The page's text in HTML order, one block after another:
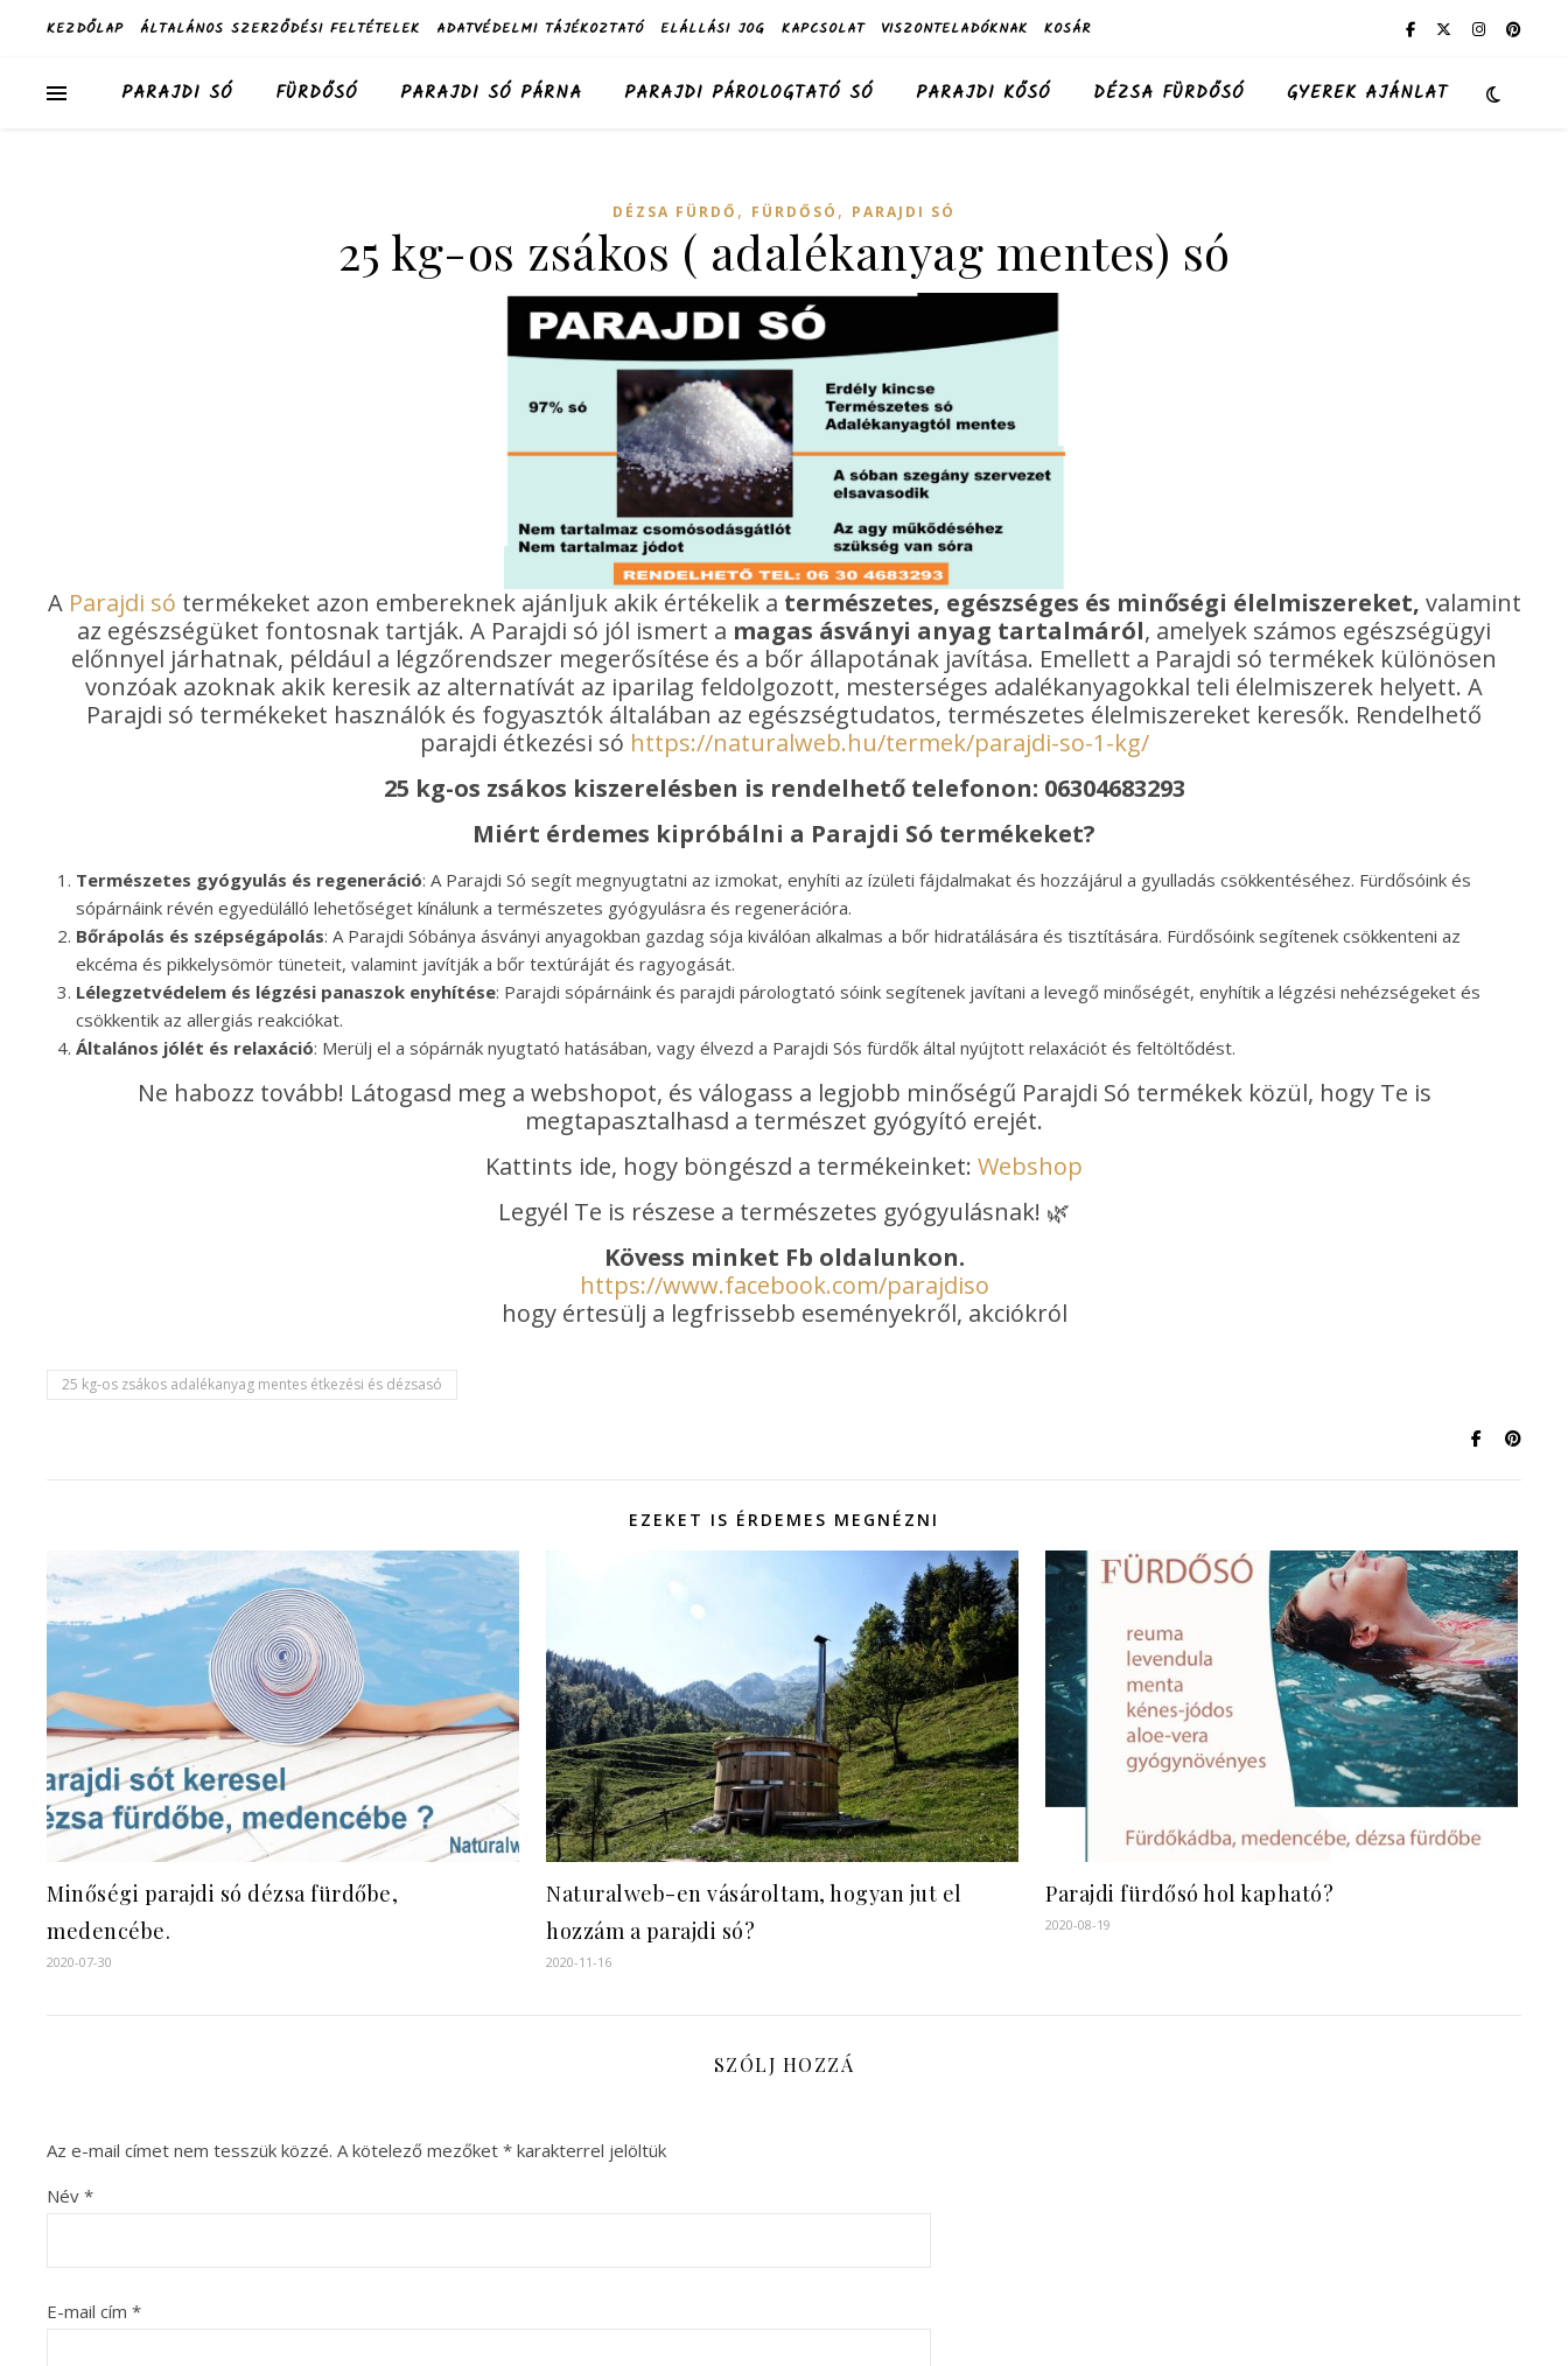
KEZDŐLAP ÁLTALÁNOS SZERZŐDÉSI FELTÉTELEK ADATVÉDELMI TÁJÉKOZTATÓ ELÁLLÁSI JOG KAPCSOLAT VISZONTELADÓKNAK KOSÁR
PARAJDI SÓ FÜRDŐSÓ PARAJDI SÓ PÁRNA PARAJDI PÁROLOGTATÓ SÓ PARAJDI KŐSÓ DÉZSA FÜRDŐSÓ GYEREK AJÁNLAT
DÉZSA FÜRDŐ , FÜRDŐSÓ , PARAJDI SÓ
25 kg-os zsákos ( adalékanyag mentes) só
A Parajdi só termékeket azon embereknek ajánljuk akik értékelik a természetes, egészséges és minőségi élelmiszereket, valamint
az egészségüket fontosnak tartják. A Parajdi só jól ismert a magas ásványi anyag tartalmáról, amelyek számos egészségügyi
előnnyel járhatnak, például a légzőrendszer megerősítése és a bőr állapotának javítása. Emellett a Parajdi só termékek különösen
vonzóak azoknak akik keresik az alternatívát az iparilag feldolgozott, mesterséges adalékanyagokkal teli élelmiszerek helyett. A
Parajdi só termékeket használók és fogyasztók általában az egészségtudatos, természetes élelmiszereket keresők. Rendelhető
parajdi étkezési só https://naturalweb.hu/termek/parajdi-so-1-kg/
25 kg-os zsákos kiszerelésben is rendelhető telefonon: 06304683293
Miért érdemes kipróbálni a Parajdi Só termékeket?
Természetes gyógyulás és regeneráció: A Parajdi Só segít megnyugtatni az izmokat, enyhíti az ízületi fájdalmakat és hozzájárul a gyulladás csökkentéséhez. Fürdősóink és
sópárnáink révén egyedülálló lehetőséget kínálunk a természetes gyógyulásra és regenerációra.
Bőrápolás és szépségápolás: A Parajdi Sóbánya ásványi anyagokban gazdag sója kiválóan alkalmas a bőr hidratálására és tisztítására. Fürdősóink segítenek csökkenteni az
ekcéma és pikkelysömör tüneteit, valamint javítják a bőr textúráját és ragyogását.
Lélegzetvédelem és légzési panaszok enyhítése: Parajdi sópárnáink és parajdi párologtató sóink segítenek javítani a levegő minőségét, enyhítik a légzési nehézségeket és
csökkentik az allergiás reakciókat.
Általános jólét és relaxáció: Merülj el a sópárnák nyugtató hatásában, vagy élvezd a Parajdi Sós fürdők által nyújtott relaxációt és feltöltődést.
Ne habozz tovább! Látogasd meg a webshopot, és válogass a legjobb minőségű Parajdi Só termékek közül, hogy Te is
megtapasztalhasd a természet gyógyító erejét.
Kattints ide, hogy böngészd a termékeinket: Webshop
Legyél Te is részese a természetes gyógyulásnak! 🌿
Kövess minket Fb oldalunkon.
https://www.facebook.com/parajdiso
hogy értesülj a legfrissebb eseményekről, akciókról
25 kg-os zsákos adalékanyag mentes étkezési és dézsasó
EZEKET IS ÉRDEMES MEGNÉZNI
Minőségi parajdi só dézsa fürdőbe,
medencébe.
2020-07-30
Naturalweb-en vásároltam, hogyan jut el
hozzám a parajdi só?
2020-11-16
Parajdi fürdősó hol kapható?
2020-08-19
SZÓLJ HOZZÁ
Az e-mail címet nem tesszük közzé. A kötelező mezőket * karakterrel jelöltük
Név *
E-mail cím *